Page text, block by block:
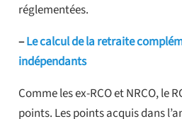
réglementées.
–Le calcul de la retraite
indépendants
Comme les ex-RCO et NRCO, le
points. Les points acquis dans